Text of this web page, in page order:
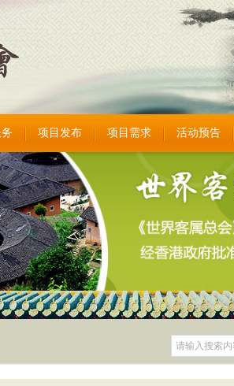
项目发布 项目需求 活动预告